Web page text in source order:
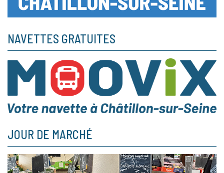
NAVETTES GRATUITES
JOUR DE MARCHÉ